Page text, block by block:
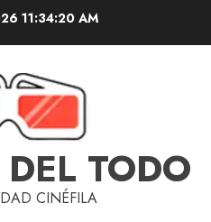
11:34:20 AM
TODO
CINÉFILA